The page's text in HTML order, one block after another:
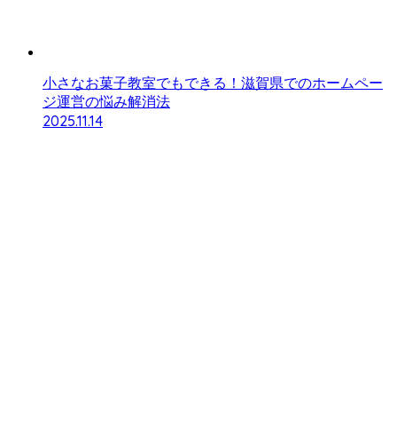
小さなお菓子教室でもできる！滋賀県でのホームペー
ジ運営の悩み解消法
2025.11.14